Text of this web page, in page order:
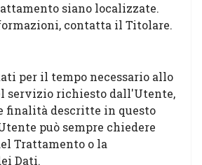
siano localizzate.
contatta il Titolare.
per il tempo necessario allo
servizio richiesto dall'Utente,
finalità descritte in questo
può sempre chiedere
Trattamento o la
Dati.